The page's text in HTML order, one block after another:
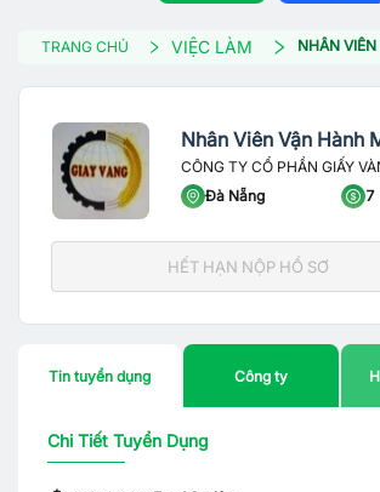
TRANG CHỦ VIỆC LÀM NHÂN
Nhân Viên Vận Hành
CÔNG TY CỔ PHẦN GIẤY
Đà Nẵng
7
HẾT HẠN NỘP HỒ SƠ
Tin tuyển dụng Công ty
Chi Tiết Tuyển Dụng